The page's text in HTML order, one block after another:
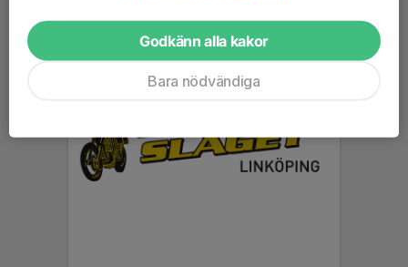
Godkänn alla kakor
Bara nödvändiga